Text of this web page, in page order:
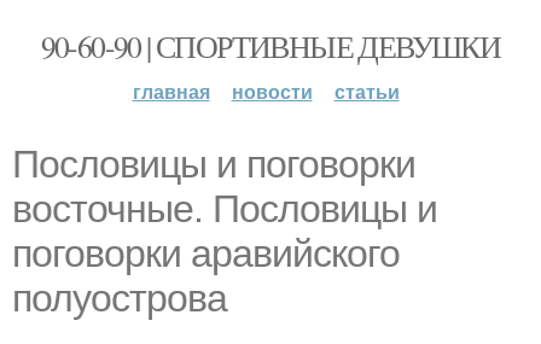
90-60-90 | СПОРТИВНЫЕ ДЕВУШКИ
главная новости статьи
Пословицы и поговорки
восточные. Пословицы и
поговорки аравийского
полуострова